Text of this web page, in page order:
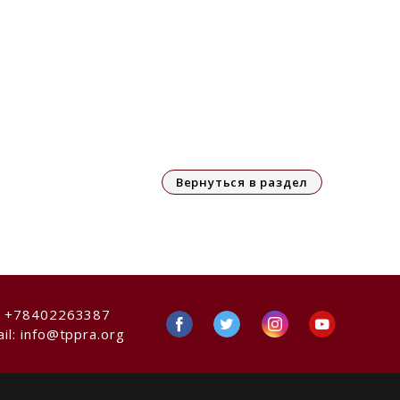
Вернуться в раздел
+78402263387
info@tppra.org